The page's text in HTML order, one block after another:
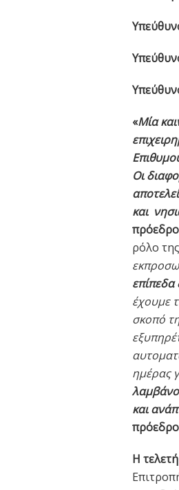
«Μία
Οι
και
ρόλο
επίπεδα
έχουμε
σκοπό
ημέρας
και
Η